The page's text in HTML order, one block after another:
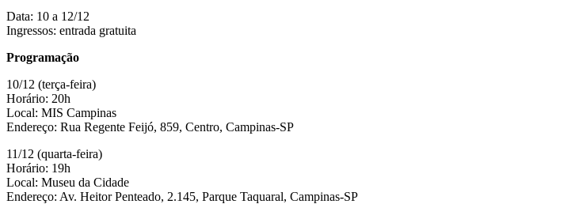
Data: 10 a 12/12
Ingressos: entrada gratuita
Programação
10/12 (terça-feira)
Horário: 20h
Local: MIS Campinas
Endereço: Rua Regente Feijó, 859, Centro, Campinas-SP
11/12 (quarta-feira)
Horário: 19h
Local: Museu da Cidade
Endereço: Av. Heitor Penteado, 2.145, Parque Taquaral, Campinas-SP